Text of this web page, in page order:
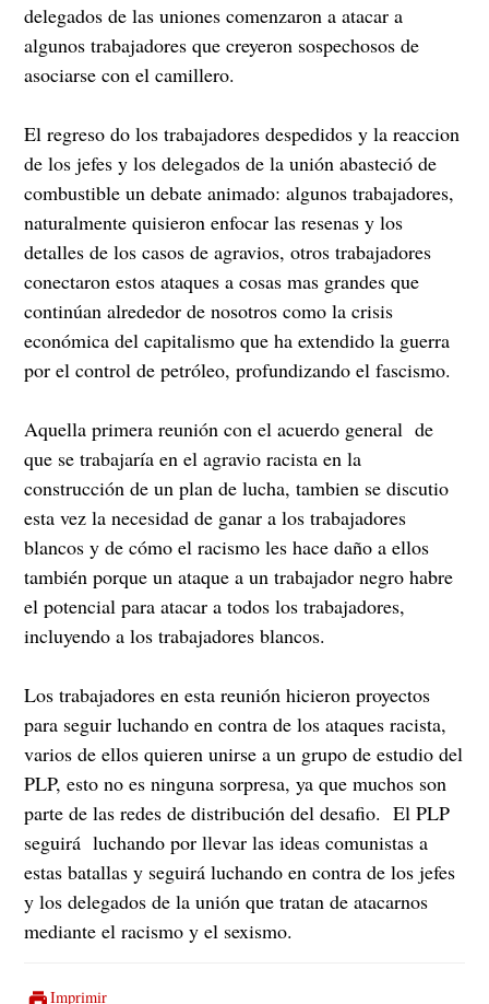
delegados de las uniones comenzaron a atacar a
algunos trabajadores que creyeron sospechosos de
asociarse con el camillero.
El regreso do los trabajadores despedidos y la reaccion
de los jefes y los delegados de la unión abasteció de
combustible un debate animado: algunos trabajadores,
naturalmente quisieron enfocar las resenas y los
detalles de los casos de agravios, otros trabajadores
conectaron estos ataques a cosas mas grandes que
continúan alrededor de nosotros como la crisis
económica del capitalismo que ha extendido la guerra
por el control de petróleo, profundizando el fascismo.
Aquella primera reunión con el acuerdo general de
que se trabajaría en el agravio racista en la
construcción de un plan de lucha, tambien se discutio
esta vez la necesidad de ganar a los trabajadores
blancos y de cómo el racismo les hace daño a ellos
también porque un ataque a un trabajador negro habre
el potencial para atacar a todos los trabajadores,
incluyendo a los trabajadores blancos.
Los trabajadores en esta reunión hicieron proyectos
para seguir luchando en contra de los ataques racista,
varios de ellos quieren unirse a un grupo de estudio del
PLP, esto no es ninguna sorpresa, ya que muchos son
parte de las redes de distribución del desafio. El PLP
seguirá luchando por llevar las ideas comunistas a
estas batallas y seguirá luchando en contra de los jefes
y los delegados de la unión que tratan de atacarnos
mediante el racismo y el sexismo.
Imprimir